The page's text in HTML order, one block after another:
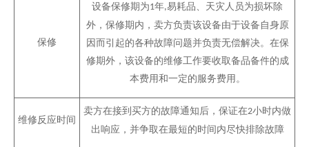
保修
设备保修期为1年,易耗品、天灾人员为损坏除
外，保修期内，卖方负责该设备由于设备自身原
因而引起的各种故障问题并负责无偿解决。在保
修期外，该设备的维修工作要收取备品备件的成
本费用和一定的服务费用。
维修反应时间
卖方在接到买方的故障通知后，保证在2小时内做
出响应，并争取在最短的时间内尽快排除故障